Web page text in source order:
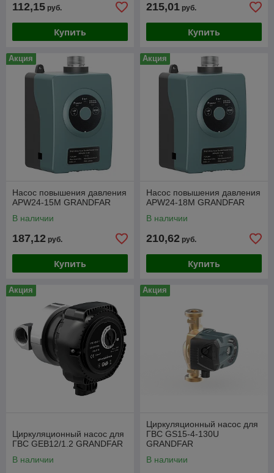
112,15 руб.
Купить
215,01 руб.
Купить
Акция
Насос повышения давления
APW24-15M GRANDFAR
В наличии
187,12 руб.
Купить
Акция
Насос повышения давления
APW24-18M GRANDFAR
В наличии
210,62 руб.
Купить
Акция
Циркуляционный насос для
ГВС GEB12/1.2 GRANDFAR
В наличии
Акция
Циркуляционный насос для
ГВС GS15-4-130U
GRANDFAR
В наличии